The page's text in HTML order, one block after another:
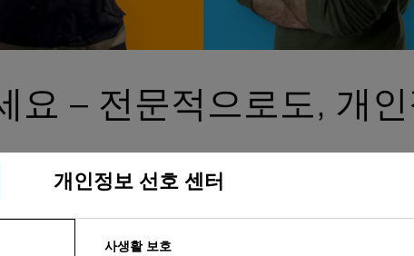
요 – 전문적으로도, 개
우리는 당신을 존
개인정보 선호 센터
사생활 보호